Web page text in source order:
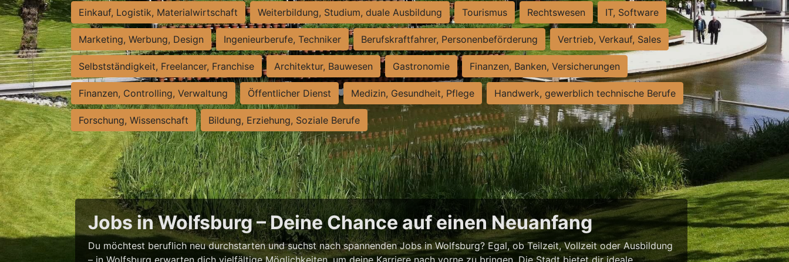
Einkauf, Logistik, Materialwirtschaft Weiterbildung, Studium, duale Ausbildung Tourismus Rechtswesen IT, Software
Marketing, Werbung, Design Ingenieurberufe, Techniker Berufskraftfahrer, Personenbeförderung Vertrieb, Verkauf, Sales
Selbstständigkeit, Freelancer, Franchise Architektur, Bauwesen Gastronomie Finanzen, Banken, Versicherungen
Finanzen, Controlling, Verwaltung Öffentlicher Dienst Medizin, Gesundheit, Pflege Handwerk, gewerblich technische Berufe
Forschung, Wissenschaft Bildung, Erziehung, Soziale Berufe
Jobs in Wolfsburg – Deine Chance auf einen Neuanfang
Du möchtest beruflich neu durchstarten und suchst nach spannenden Jobs in Wolfsburg? Egal, ob Teilzeit, Vollzeit oder Ausbildung